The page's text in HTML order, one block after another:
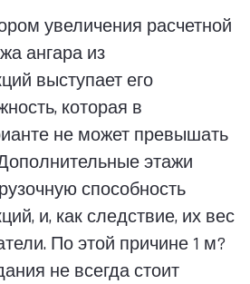
увеличения расчетной
ангара из
выступает его
которая в
не может превышать
этажи
способность
и, как следствие, их вес
По этой причине 1 м?
не всегда стоит